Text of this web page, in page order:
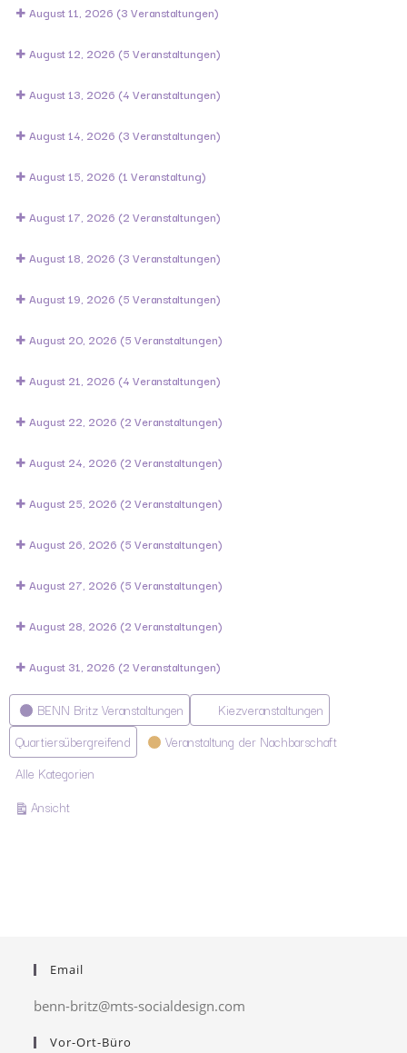
August 11, 2026 (3 Veranstaltungen)
August 12, 2026 (5 Veranstaltungen)
August 13, 2026 (4 Veranstaltungen)
August 14, 2026 (3 Veranstaltungen)
August 15, 2026 (1 Veranstaltung)
August 17, 2026 (2 Veranstaltungen)
August 18, 2026 (3 Veranstaltungen)
August 19, 2026 (5 Veranstaltungen)
August 20, 2026 (5 Veranstaltungen)
August 21, 2026 (4 Veranstaltungen)
August 22, 2026 (2 Veranstaltungen)
August 24, 2026 (2 Veranstaltungen)
August 25, 2026 (2 Veranstaltungen)
August 26, 2026 (5 Veranstaltungen)
August 27, 2026 (5 Veranstaltungen)
August 28, 2026 (2 Veranstaltungen)
August 31, 2026 (2 Veranstaltungen)
Kategorien
BENN Britz Veranstaltungen
Kiezveranstaltungen
Quartiersübergreifend
Veranstaltung der Nachbarschaft
Alle Kategorien
Ansichtausdrucken
Email
benn-britz@mts-socialdesign.com
Vor-Ort-Büro